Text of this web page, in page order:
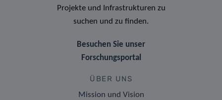
Projekte und Infrastrukturen zu
suchen und zu finden.
Besuchen Sie unser
Forschungsportal
ÜBER UNS
Mission und Vision